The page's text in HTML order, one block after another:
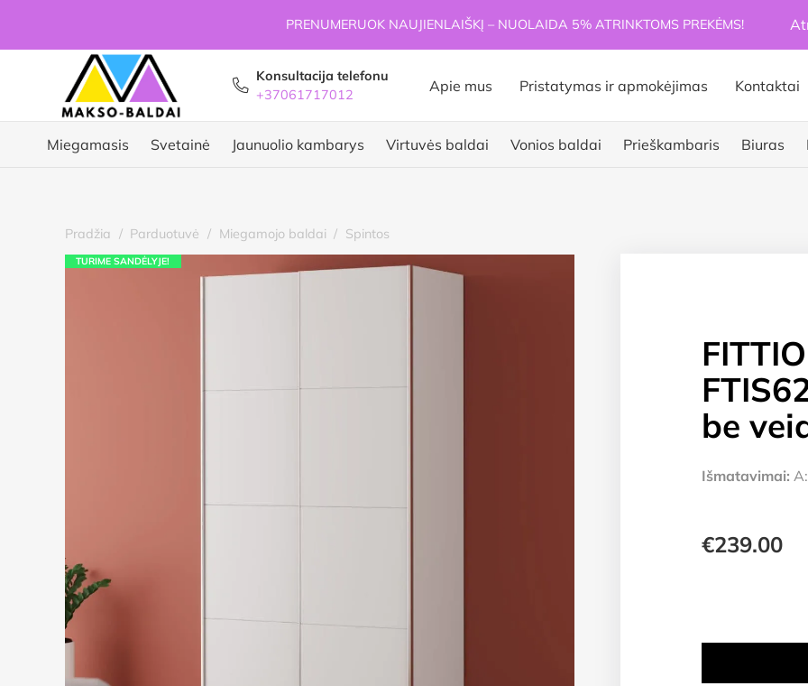
PRENUMERUOK NAUJIENLAIŠKĮ – NUOLAIDA 5% ATRINKTOMS PREKĖMS!
Konsultacija telefonu
+37061717012
Apie mus Pristatymas ir apmokėjimas Kontaktai
Miegamasis Svetainė Jaunuolio kambarys Virtuvės baldai Vonios baldai Prieškambaris Biuras
Pradžia / Parduotuvė / Miegamojo baldai / Spintos
TURIME SANDĖLYJE!
be
Išmatavimai:
€239.00